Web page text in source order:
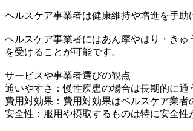
ヘルスケア事業者は健康維持や増進を手
ヘルスケア事業者にはあん摩やはり・き
を受けることが可能です。
サービスや事業者選びの観点
通いやすさ：慢性疾患の場合は長期的に
費用対効果：費用対効果はベルスケア業
安全性：服用や摂取するものは特に安全